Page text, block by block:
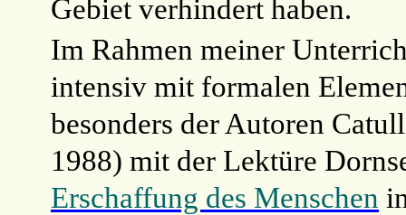
Gebiet verhindert haben.
Im Rahmen meiner
intensiv mit formalen
besonders der Autoren
1988) mit der Lektüre
Erschaffung des Menschen